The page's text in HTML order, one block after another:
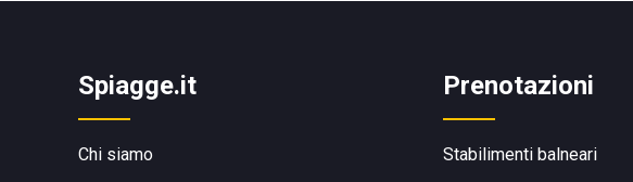
Spiagge.it
Chi siamo
Prenotazioni
Stabilimenti balneari